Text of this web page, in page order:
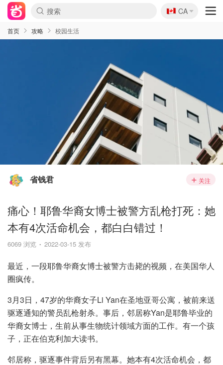
🇨🇦
CA
首页 攻略 校园生活
省钱君 关注
痛心！耶鲁华裔女博士被警方乱枪打死：她
本有4次活命机会，都白白错过！
6069 浏览 2022-03-15 发布
最近，一段耶鲁华裔女博士被警方击毙的视频，在美国华人
圈疯传。
3月3日，47岁的华裔女子Li Yan在圣地亚哥公寓，被前来送
驱逐通知的警员乱枪射杀。事后，邻居称Yan是耶鲁毕业的
华裔女博士，生前从事生物统计领域方面的工作。有一个孩
子，正在伯克利加大读书。
邻居称，驱逐事件背后另有黑幕。她本有4次活命机会，都